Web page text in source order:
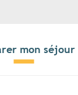
mon séjour